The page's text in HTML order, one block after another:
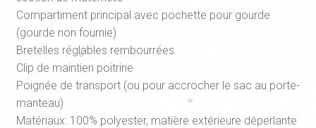
Compartiment principal avec pochette pour gourde
(gourde non fournie)
Bretelles réglables rembourrées
Clip de maintien poitrine
Poignée de transport (ou pour accrocher le sac au porte-
manteau)
Matériaux: 100% polyester, matière extérieure déperlante